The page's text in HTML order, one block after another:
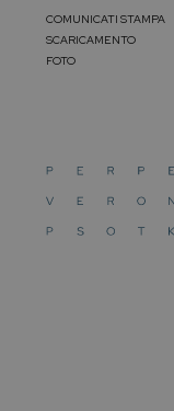
COMUNICATI STAMPA
SCARICAMENTO
FOTO